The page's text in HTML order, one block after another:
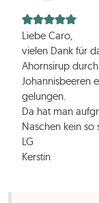
Liebe Caro,
vielen Dank für
Ahornsirup
Johannisbeeren
gelungen.
Da hat man
Naschen kein
LG
Kerstin